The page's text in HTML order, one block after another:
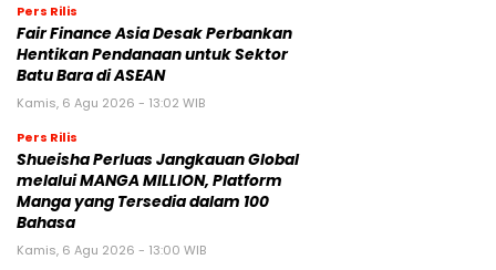
Pers Rilis
Fair Finance Asia Desak Perbankan
Hentikan Pendanaan untuk Sektor
Batu Bara di ASEAN
Kamis, 6 Agu 2026 - 13:02 WIB
Pers Rilis
Shueisha Perluas Jangkauan Global
melalui MANGA MILLION, Platform
Manga yang Tersedia dalam 100
Bahasa
Kamis, 6 Agu 2026 - 13:00 WIB